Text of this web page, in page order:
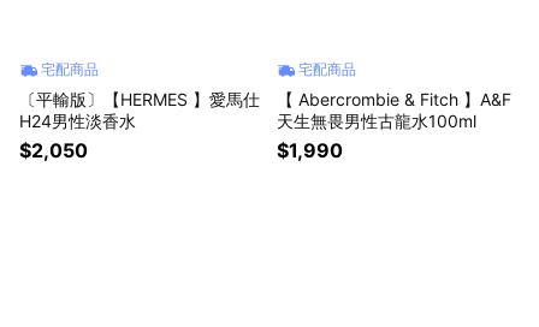
宅配商品
〔平輸版〕【HERMES 】愛馬仕
H24男性淡香水
$2,050
宅配商品
【 Abercrombie & Fitch 】A&F
天生無畏男性古龍水100ml
$1,990